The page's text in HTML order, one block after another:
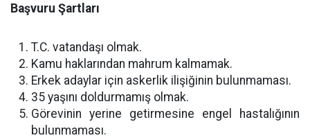
Başvuru Şartları
T.C. vatandaşı olmak.
Kamu haklarından mahrum kalmamak.
Erkek adaylar için askerlik ilişiğinin bulunmaması.
35 yaşını doldurmamış olmak.
Görevinin yerine getirmesine engel hastalığının
bulunmaması.